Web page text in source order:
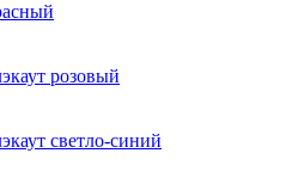
розовый
светло-синий